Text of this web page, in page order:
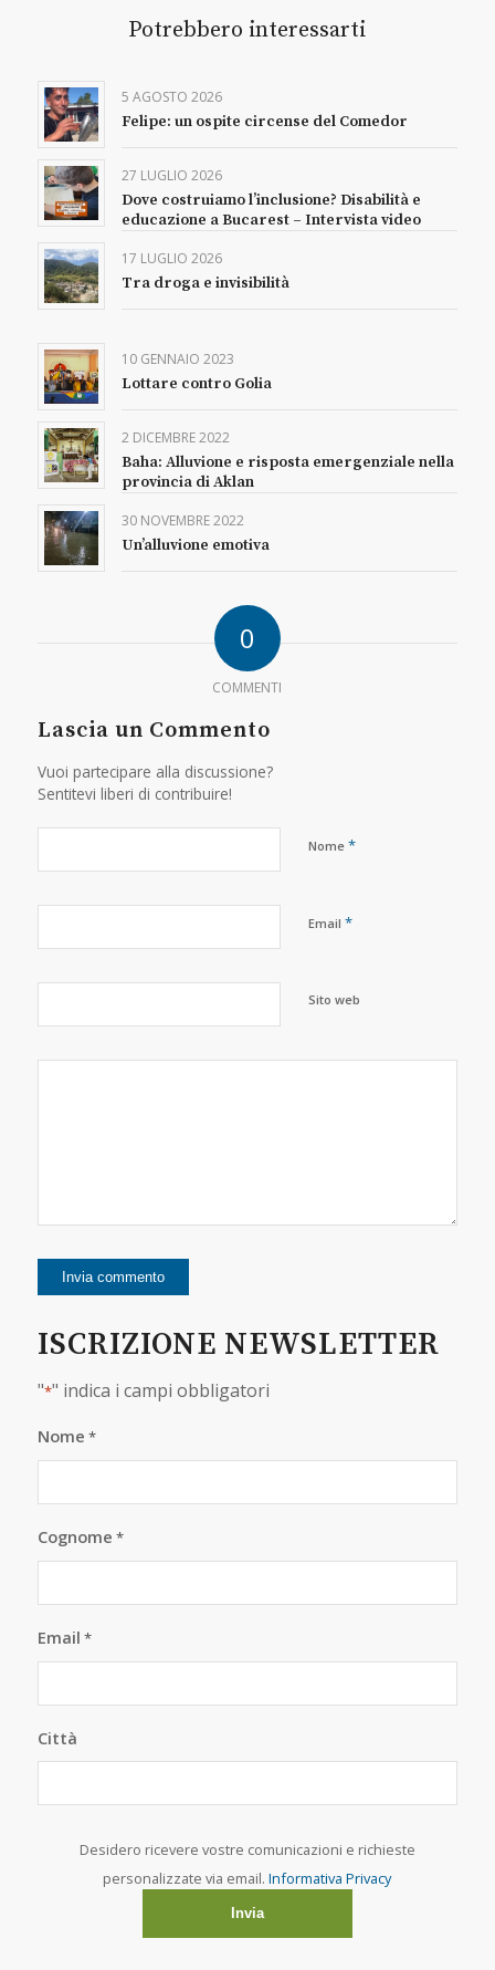
Potrebbero interessarti
5 AGOSTO 2026
Felipe: un ospite circense del Comedor
27 LUGLIO 2026
Dove costruiamo l’inclusione? Disabilità e
educazione a Bucarest – Intervista video
17 LUGLIO 2026
Tra droga e invisibilità
10 GENNAIO 2023
Lottare contro Golia
2 DICEMBRE 2022
Baha: Alluvione e risposta emergenziale nella
provincia di Aklan
30 NOVEMBRE 2022
Un’alluvione emotiva
0
COMMENTI
Lascia un Commento
Vuoi partecipare alla discussione?
Sentitevi liberi di contribuire!
Nome *
Email *
Sito web
ISCRIZIONE NEWSLETTER
"*" indica i campi obbligatori
Nome *
Cognome *
Email *
Città
Desidero ricevere vostre comunicazioni e richieste
personalizzate via email.Informativa Privacy